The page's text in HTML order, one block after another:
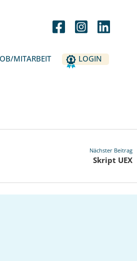
MITARBEIT LOGIN
Nächster Beitrag
Skript UEX